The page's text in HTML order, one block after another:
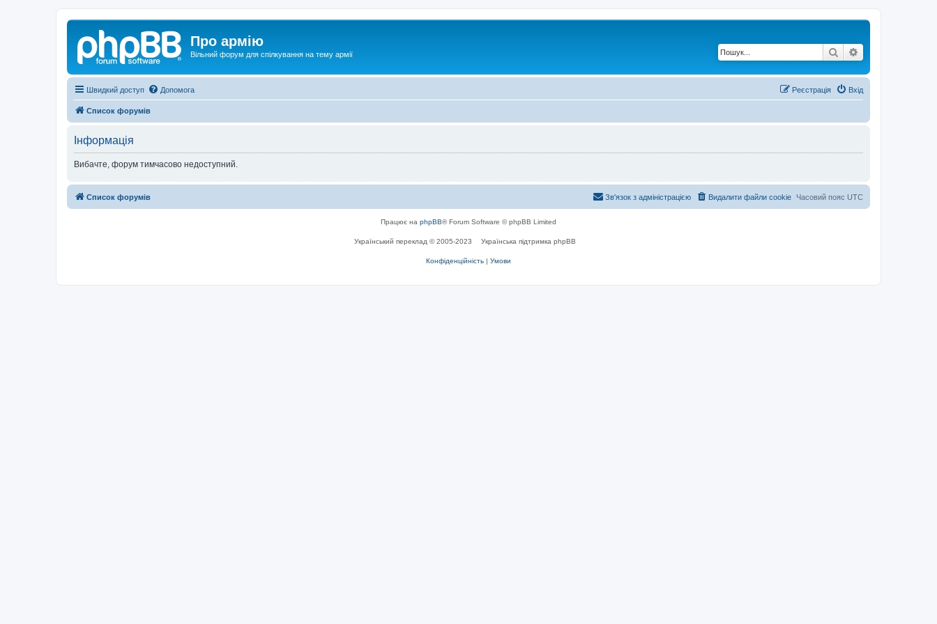
Про армію
Вільний форум для спілкування на тему армії Пошук
Швидкий доступ Допомога Вхід
Реєстрація
Список форумів
Інформація
Вибачте, форум тимчасово недоступний.
Список форумів Часовий пояс UTC
Видалити файли cookie
Зв'язок з адміністрацією
Працює на phpBB® Forum Software © phpBB Limited
Український переклад © 2005-2023 Українська підтримка phpBB
Конфіденційність | Умови